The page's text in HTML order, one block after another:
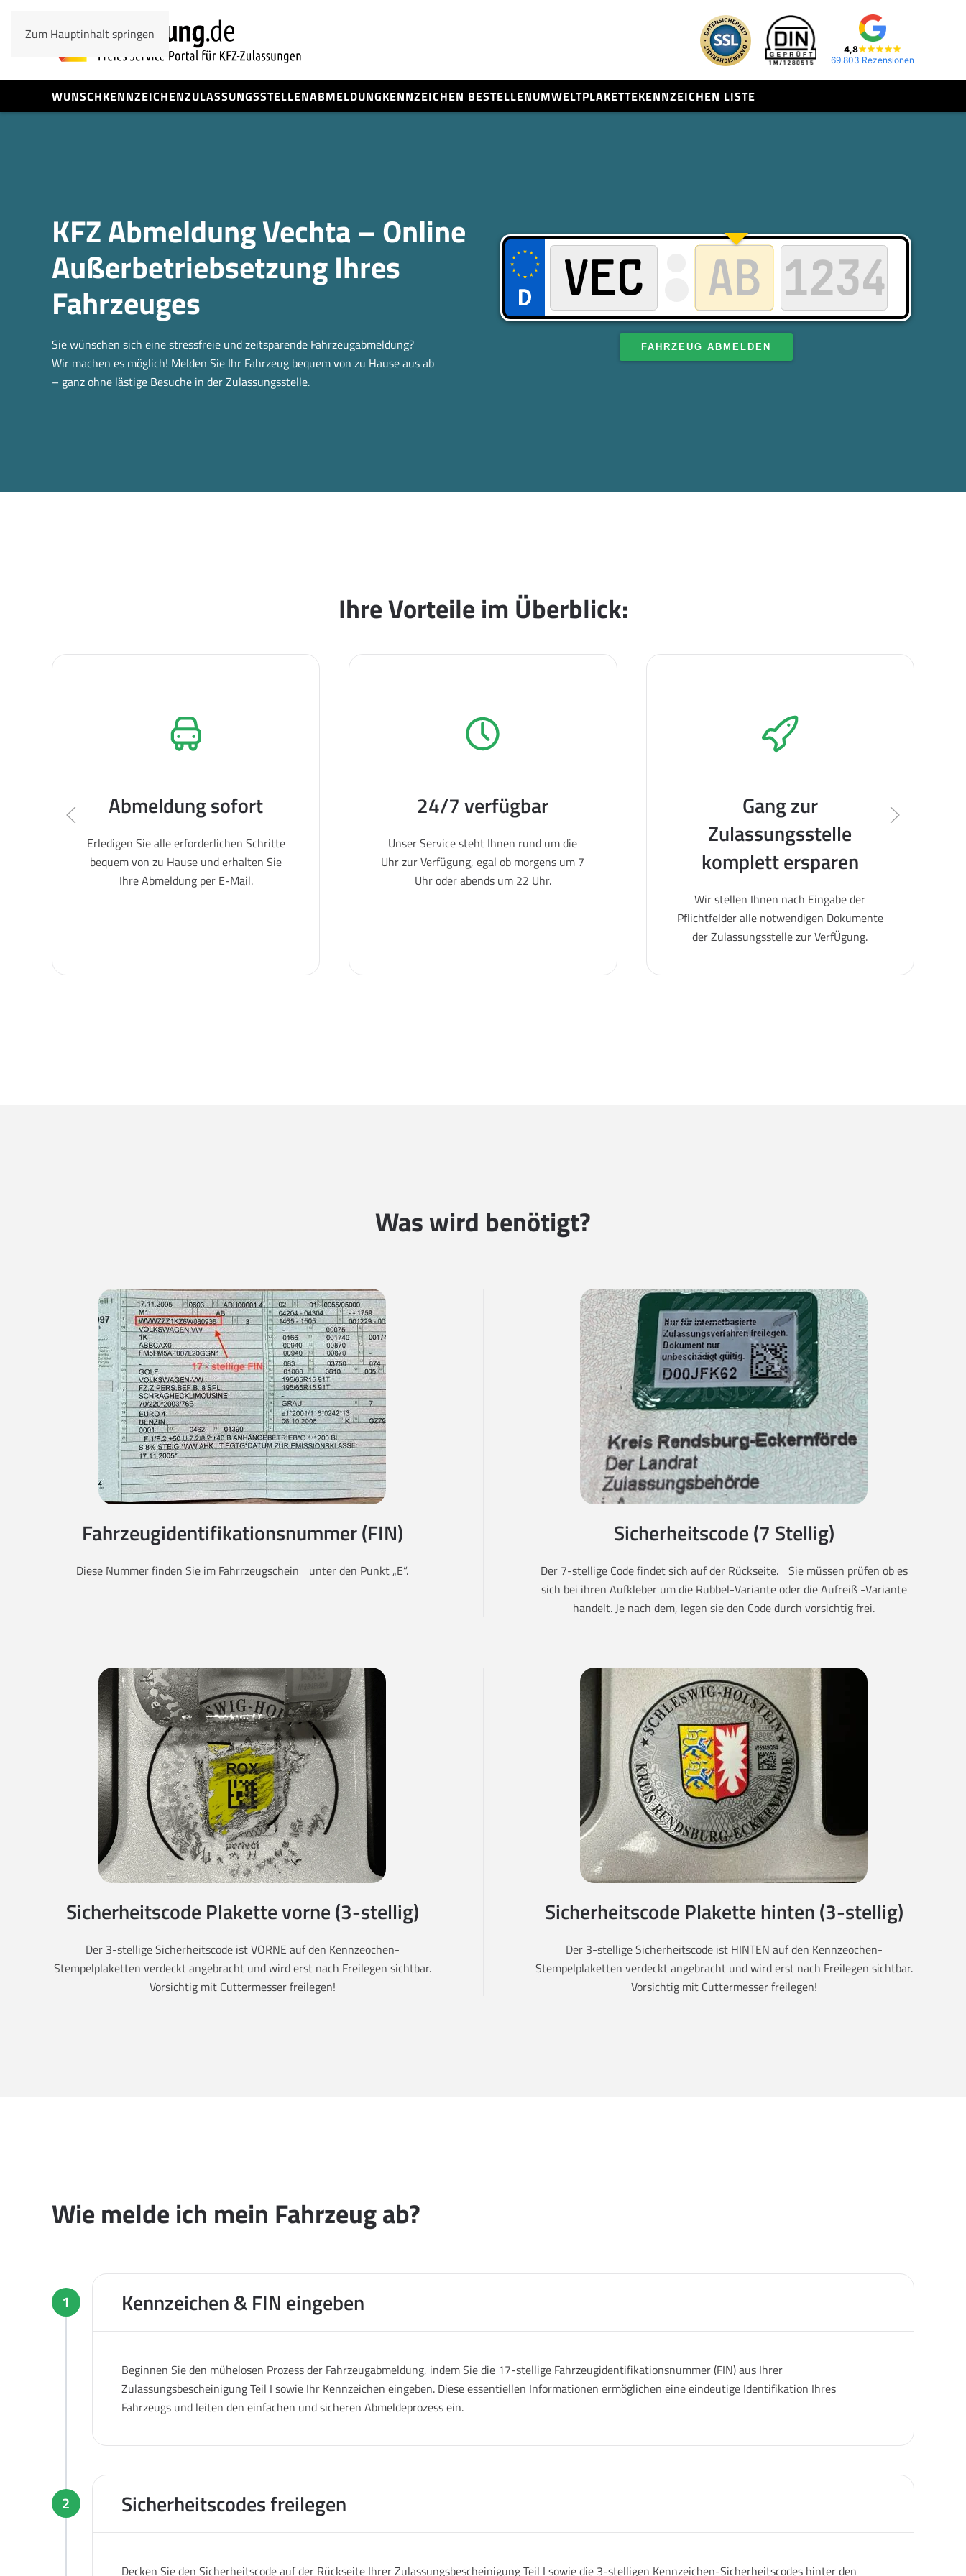
Zum Hauptinhalt springen
4,8
69.803 Rezensionen
WUNSCHKENNZEICHENZULASSUNGSSTELLENABMELDUNGKENNZEICHEN BESTELLENUMWELTPLAKETTEKENNZEICHEN LISTE
KFZ Abmeldung Vechta – Online
Außerbetrieb­setzung Ihres
Fahrzeuges
Sie wünschen sich eine stressfreie und zeitsparende Fahrzeugabmeldung?
Wir machen es möglich! Melden Sie Ihr Fahrzeug bequem von zu Hause aus ab
– ganz ohne lästige Besuche in der Zulassungsstelle.
FAHRZEUG ABMELDEN
Ihre Vorteile im Überblick:
Abmeldung sofort
Erledigen Sie alle erforderlichen Schritte
bequem von zu Hause und erhalten Sie
Ihre Abmeldung per E-Mail.
24/7 verfügbar
Unser Service steht Ihnen rund um die
Uhr zur Verfügung, egal ob morgens um 7
Uhr oder abends um 22 Uhr.
Gang zur
Zulassungsstelle
komplett ersparen
Wir stellen Ihnen nach Eingabe der
Pflichtfelder alle notwendigen Dokumente
der Zulassungsstelle zur VerfÜgung.
Was wird benötigt?
Fahrzeugidentifikationsnummer (FIN)
Diese Nummer finden Sie im Fahrrzeugschein unter den Punkt „E“.
Sicherheitscode (7 Stellig)
Der 7-stellige Code findet sich auf der Rückseite. Sie müssen prüfen ob es
sich bei ihren Aufkleber um die Rubbel-Variante oder die Aufreiß -Variante
handelt. Je nach dem, legen sie den Code durch vorsichtig frei.
Sicherheitscode Plakette vorne (3-stellig)
Der 3-stellige Sicherheitscode ist VORNE auf den Kennzeochen-
Stempelplaketten verdeckt angebracht und wird erst nach Freilegen sichtbar.
Vorsichtig mit Cuttermesser freilegen!
Sicherheitscode Plakette hinten (3-stellig)
Der 3-stellige Sicherheitscode ist HINTEN auf den Kennzeochen-
Stempelplaketten verdeckt angebracht und wird erst nach Freilegen sichtbar.
Vorsichtig mit Cuttermesser freilegen!
Wie melde ich mein Fahrzeug ab?
1 Kennzeichen & FIN eingeben
Beginnen Sie den mühelosen Prozess der Fahrzeugabmeldung, indem Sie die 17-stellige Fahrzeugidentifikationsnummer (FIN) aus Ihrer
Zulassungsbescheinigung Teil I sowie Ihr Kennzeichen eingeben. Diese essentiellen Informationen ermöglichen eine eindeutige Identifikation Ihres
Fahrzeugs und leiten den einfachen und sicheren Abmeldeprozess ein.
2 Sicherheitscodes freilegen
Decken Sie den Sicherheitscode auf der Rückseite Ihrer Zulassungsbescheinigung Teil I sowie die 3-stelligen Kennzeichen-Sicherheitscodes hinter den